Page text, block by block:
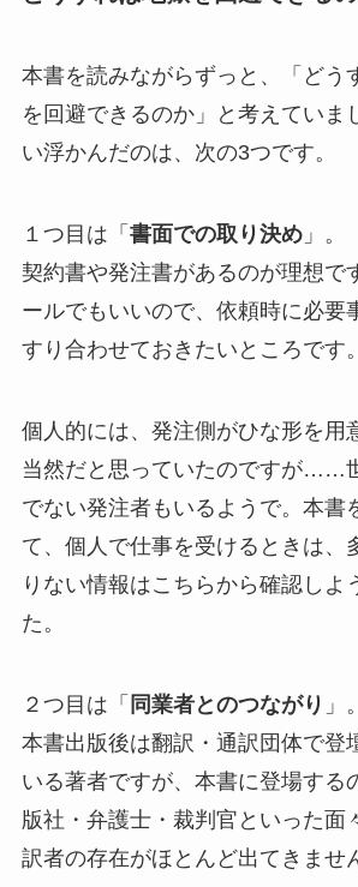
本書を読みながらずっと、「どう
を回避できるのか」と考えていま
い浮かんだのは、次の3つです。
１つ目は「 書面での取り決め」。
契約書や発注書があるのが理想で
ールでもいいので、依頼時に必要
すり合わせておきたいところです。
個人的には、発注側がひな形を用
当然だと思っていたのですが……
でない発注者もいるようで。本書
て、個人で仕事を受けるときは、
りない情報はこちらから確認しよ
た。
２つ目は「 同業者とのつながり 」。
本書出版後は翻訳・通訳団体で登
いる著者ですが、本書に登場する
版社・弁護士・裁判官といった面
訳者の存在がほとんど出てきませ